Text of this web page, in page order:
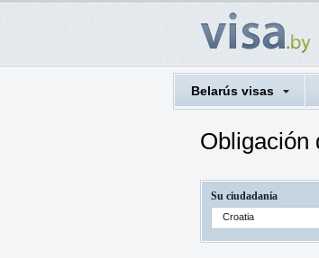
Belarús visas
Obligación
Su ciudadanía
Croatia